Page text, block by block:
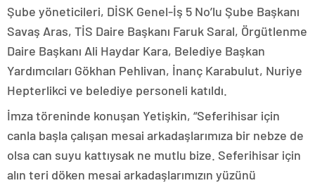
Şube yöneticileri, DİSK Genel-İş 5 No’lu Şube Başkanı
Savaş Aras, TİS Daire Başkanı Faruk Saral, Örgütlenme
Daire Başkanı Ali Haydar Kara, Belediye Başkan
Yardımcıları Gökhan Pehlivan, İnanç Karabulut, Nuriye
Hepterlikci ve belediye personeli katıldı.
İmza töreninde konuşan Yetişkin, “Seferihisar için
canla başla çalışan mesai arkadaşlarımıza bir nebze de
olsa can suyu kattıysak ne mutlu bize. Seferihisar için
alın teri döken mesai arkadaşlarımızın yüzünü